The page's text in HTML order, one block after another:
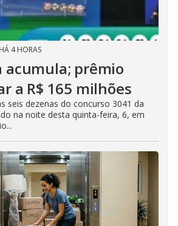
HÁ 4 HORAS
acumula; prêmio
a R$ 165 milhões
seis dezenas do concurso 3041 da
na noite desta quinta-feira, 6, em